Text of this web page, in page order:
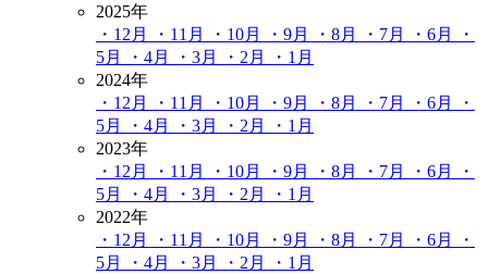
2025年
・12月
・11月 ・10月 ・9月 ・8月 ・7月 ・6月
・
5月
・4月 ・3月 ・2月
・1月
2024年
・12月
・11月 ・10月 ・9月 ・8月 ・7月 ・6月
・
5月
・4月 ・3月 ・2月
・1月
2023年
・12月
・11月 ・10月 ・9月 ・8月 ・7月 ・6月
・
5月
・4月 ・3月 ・2月
・1月
2022年
・12月
・11月 ・10月 ・9月 ・8月 ・7月 ・6月
・
5月
・4月 ・3月 ・2月
・1月